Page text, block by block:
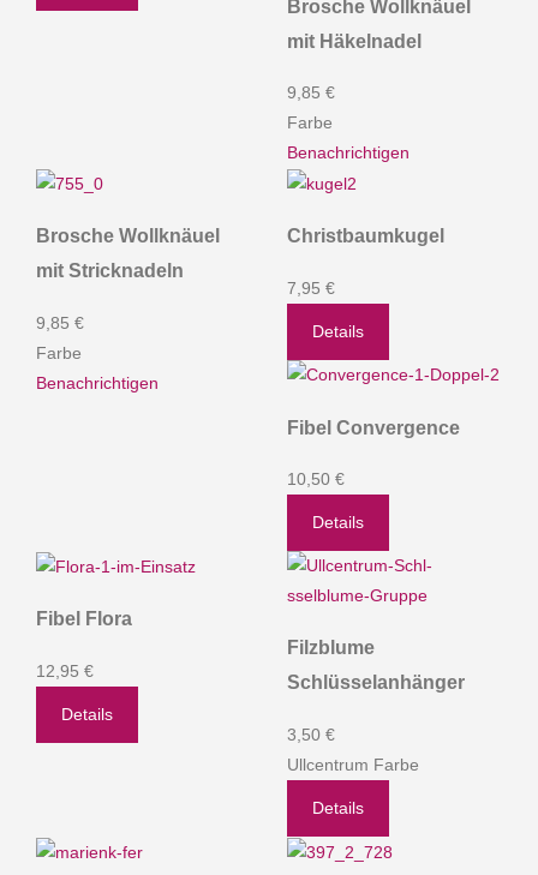
Brosche Wollknäuel
mit Häkelnadel
9,85 €
Farbe
Benachrichtigen
Brosche Wollknäuel
mit Stricknadeln
9,85 €
Farbe
Benachrichtigen
Christbaumkugel
7,95 €
Details
Fibel Convergence
10,50 €
Details
Fibel Flora
12,95 €
Details
Filzblume
Schlüsselanhänger
3,50 €
Ullcentrum Farbe
Details